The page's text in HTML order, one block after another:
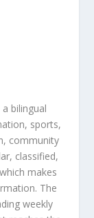
bilingual
sports,
community
classified,
makes
The
weekly